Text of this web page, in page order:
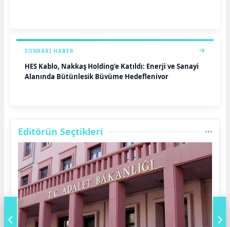
SONRAKI HABER
HES Kablo, Nakkaş Holding’e Katıldı: Enerji ve Sanayi
Alanında Bütünleşik Büyüme Hedefleniyor
Editörün Seçtikleri